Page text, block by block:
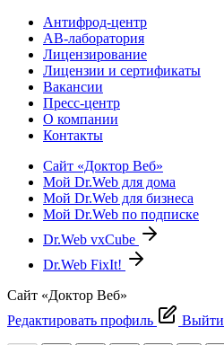
Антифрод-центр
АВ-лаборатория
Лицензирование
Лицензии и сертификаты
Вакансии
Пресс-центр
О компании
Контакты
Сайт «Доктор Веб»
Мой Dr.Web для дома
Мой Dr.Web для бизнеса
Мой Dr.Web по подписке
Dr.Web vxCube
Dr.Web FixIt!
Сайт «Доктор Веб»
Редактировать профиль
Выйти